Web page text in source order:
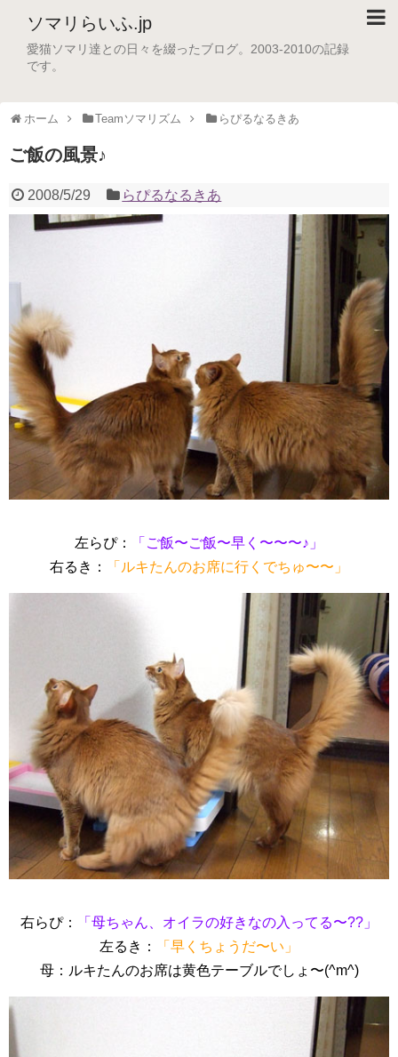
ソマリらいふ.jp
愛猫ソマリ達との日々を綴ったブログ。2003-2010の記録
です。
ホーム Teamソマリズム らぴるなるきあ
ご飯の風景♪
2008/5/29 らぴるなるきあ
左らぴ：
「ご飯〜ご飯〜早く〜〜〜♪」
右るき：
「ルキたんのお席に行くでちゅ〜〜」
右らぴ：
「母ちゃん、オイラの好きなの入ってる〜??」
左るき：
「早くちょうだ〜い」
母：ルキたんのお席は黄色テーブルでしょ〜(^m^)